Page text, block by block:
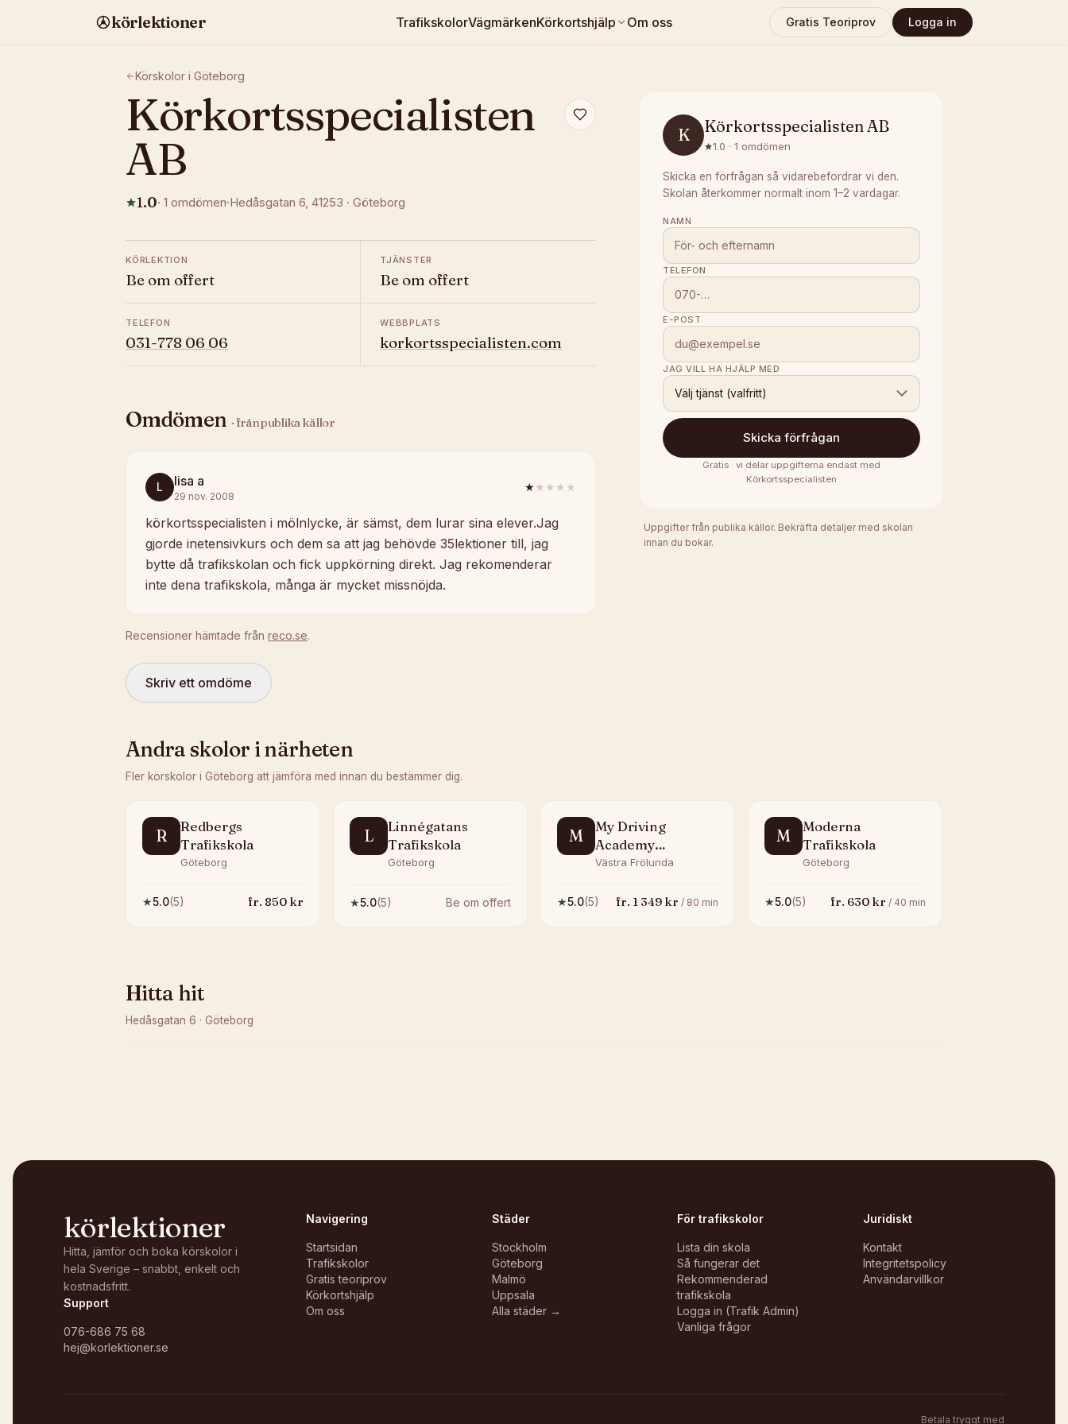
körlektioner TrafikskolorVägmärkenKörkortshjälp Om oss Gratis Teoriprov Logga in
Körskolor i Göteborg
Körkortsspecialisten
AB
1.0· 1 omdömen Hedåsgatan 6, 41253 · Göteborg
KÖRLEKTION
Be om offert
TJÄNSTER
Be om offert
TELEFON
031-778 06 06
WEBBPLATS
korkortsspecialisten.com
Omdömen · från publika källor
L lisa a
29 nov. 2008
★★★★★
körkortsspecialisten i mölnlycke, är sämst, dem lurar sina elever.Jag
gjorde inetensivkurs och dem sa att jag behövde 35lektioner till, jag
bytte då trafikskolan och fick uppkörning direkt. Jag rekomenderar
inte dena trafikskola, många är mycket missnöjda.
Recensioner hämtade från reco.se.
Skriv ett omdöme
K Körkortsspecialisten AB
1.0 · 1 omdömen
Skicka en förfrågan så vidarebefordrar vi den.
Skolan återkommer normalt inom 1–2 vardagar.
NAMN
TELEFON
E-POST
JAG VILL HA HJÄLP MED
Välj tjänst (valfritt)
Skicka förfrågan
Gratis · vi delar uppgifterna endast med
Körkortsspecialisten
Uppgifter från publika källor. Bekräfta detaljer med skolan
innan du bokar.
Andra skolor i närheten
Fler körskolor i Göteborg att jämföra med innan du bestämmer dig.
R
Redbergs
Trafikskola
Göteborg
★5.0(5) fr. 850 kr
L
Linnégatans
Trafikskola
Göteborg
★5.0(5) Be om offert
M
My Driving
Academy
Göteborg Högsbo
Västra Frölunda
★5.0(5) fr. 1 349 kr / 80 min
M
Moderna
Trafikskola
Göteborg
★5.0(5) fr. 630 kr / 40 min
Hitta hit
Hedåsgatan 6 · Göteborg
körlektioner
Hitta, jämför och boka körskolor i
hela Sverige – snabbt, enkelt och
kostnadsfritt.
Support
076-686 75 68
hej@korlektioner.se
Navigering
Startsidan
Trafikskolor
Gratis teoriprov
Körkortshjälp
Om oss
Städer
Stockholm
Göteborg
Malmö
Uppsala
Alla städer →
För trafikskolor
Lista din skola
Så fungerar det
Rekommenderad
trafikskola
Logga in (Trafik Admin)
Vanliga frågor
Juridiskt
Kontakt
Integritetspolicy
Användarvillkor
Betala tryggt med